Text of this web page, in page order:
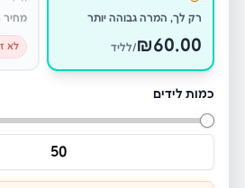
רק לך, המרה גבוהה יותר
₪60.00 /לליד
מחיר
לא
כמות לידים